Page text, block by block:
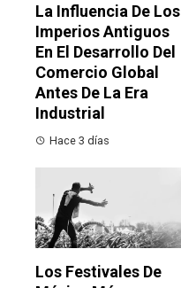
La Influencia De Los
Imperios Antiguos
En El Desarrollo Del
Comercio Global
Antes De La Era
Industrial
Hace 3 días
Los Festivales De